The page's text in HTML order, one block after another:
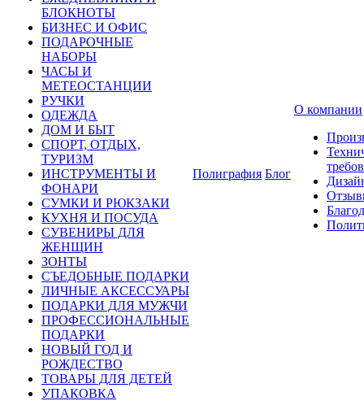
БЛОКНОТЫ
БИЗНЕС И ОФИС
ПОДАРОЧНЫЕ
НАБОРЫ
ЧАСЫ И
МЕТЕОСТАНЦИИ
РУЧКИ
ОДЕЖДА
ДОМ И БЫТ
СПОРТ, ОТДЫХ,
ТУРИЗМ
ИНСТРУМЕНТЫ И
ФОНАРИ
СУМКИ И РЮКЗАКИ
КУХНЯ И ПОСУДА
СУВЕНИРЫ ДЛЯ
ЖЕНЩИН
ЗОНТЫ
СЪЕДОБНЫЕ ПОДАРКИ
ЛИЧНЫЕ АКСЕССУАРЫ
ПОДАРКИ ДЛЯ МУЖЧИ
ПРОФЕССИОНАЛЬНЫЕ
ПОДАРКИ
НОВЫЙ ГОД И
РОЖДЕСТВО
ТОВАРЫ ДЛЯ ДЕТЕЙ
УПАКОВКА
Полиграфия Блог
О компании